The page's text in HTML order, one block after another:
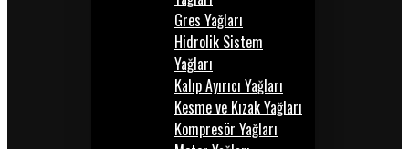
Gres Yağları
Hidrolik Sistem
Yağları
Kalıp Ayırıcı Yağları
Kesme ve Kızak Yağları
Kompresör Yağları